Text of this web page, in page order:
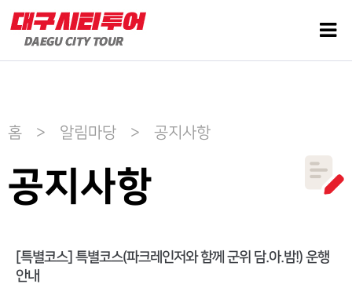
홈 > 알림마당 > 공지사항
공지사항
[특별코스] 특별코스(파크레인저와 함께 군위 담.아.밤!) 운행
안내